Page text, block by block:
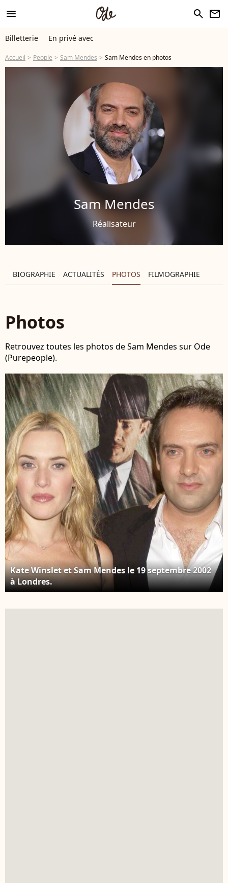
menu search newsletter
Billetterie En privé avec
Accueil People Sam Mendes Sam Mendes en photos
Sam Mendes
Réalisateur
BIOGRAPHIE ACTUALITÉS PHOTOS FILMOGRAPHIE
Photos
Retrouvez toutes les photos de Sam Mendes sur Ode
(Purepeople).
Kate Winslet et Sam Mendes le 19 septembre 2002
à Londres.